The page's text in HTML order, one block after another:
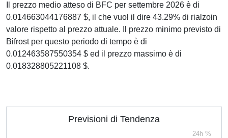
Il prezzo medio atteso di BFC per settembre 2026 è di
0.014663044176887 $, il che vuol il dire 43.29% di rialzoin
valore rispetto al prezzo attuale. Il prezzo minimo previsto di
Bifrost per questo periodo di tempo è di
0.012463587550354 $ ed il prezzo massimo è di
0.018328805221108 $.
Previsioni di Tendenza
24h %